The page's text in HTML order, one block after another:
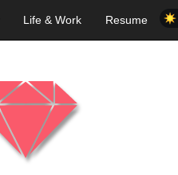
Life & Work Resume